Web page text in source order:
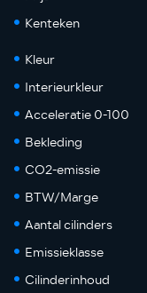
Kenteken
Kleur
Interieurkleur
Acceleratie 0-100
Bekleding
CO2-emissie
BTW/Marge
Aantal cilinders
Emissieklasse
Cilinderinhoud